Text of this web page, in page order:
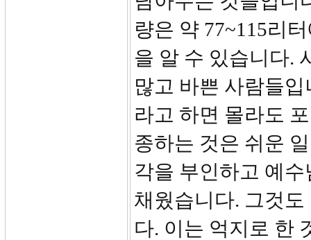
량은 약 77~115리
을 알 수 있습니다.
많고 바쁜 사람들
라고 하면 몰라도
종하는 것은 쉬운
각을 부인하고 예
채웠습니다. 그것
다. 이는 억지로 한